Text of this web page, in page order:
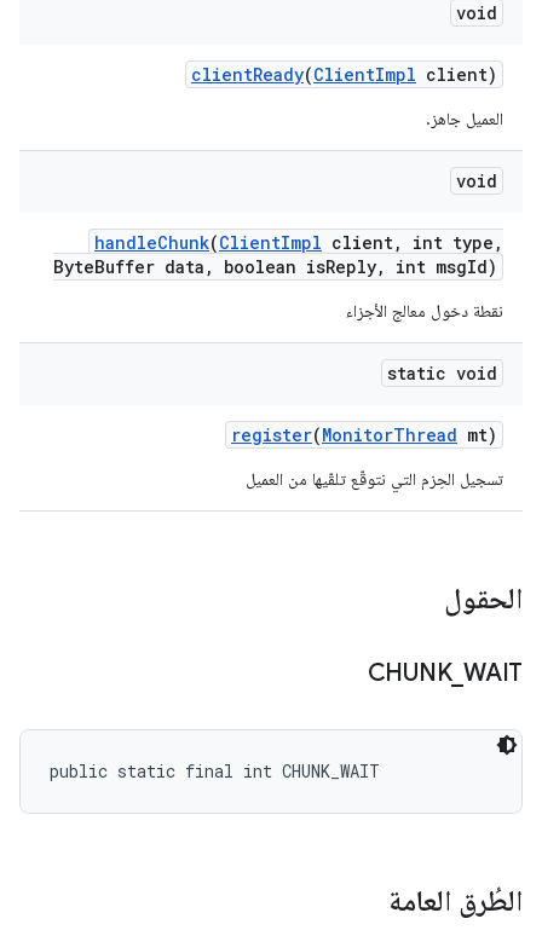
void
clientReady(ClientImpl client)
العميل جاهز.
void
handleChunk(ClientImpl client, int type ,
ByteBuffer data , boolean isReply, int msgId)
نقطة دخول معالج الأجزاء
static void
register(MonitorThread mt)
تسجيل الحِزم التي نتوقّع تلقّيها من العميل
الحقول
CHUNK_ WAIT
public static final int CHUNK_WAIT
الطُرق العامة